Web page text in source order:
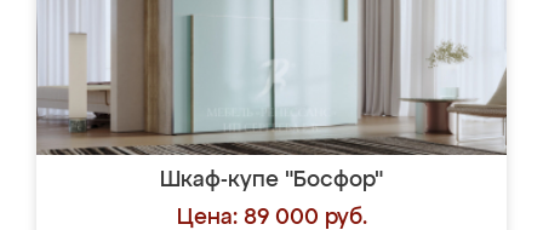
Шкаф-купе "Босфор"
Цена: 89 000 руб.